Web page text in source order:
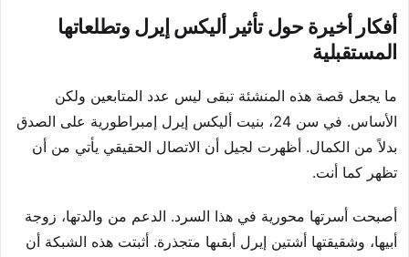
أفكار أخيرة حول تأثير أليكس إيرل وتطلعاتها
المستقبلية
ما يجعل قصة هذه المنشئة تبقى ليس عدد المتابعين ولكن
الأساس. في سن 24، بنيت أليكس إيرل إمبراطورية على الصدق
بدلاً من الكمال. أظهرت لجيل أن الاتصال الحقيقي يأتي من أن
تظهر كما أنت.
أصبحت أسرتها محورية في هذا السرد. الدعم من والدتها، زوجة
أبيها، وشقيقتها أشتين إيرل أبقىها متجذرة. أثبتت هذه الشبكة أن